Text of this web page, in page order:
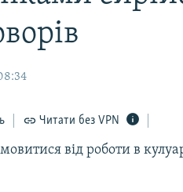
Читати без VPN
від роботи в